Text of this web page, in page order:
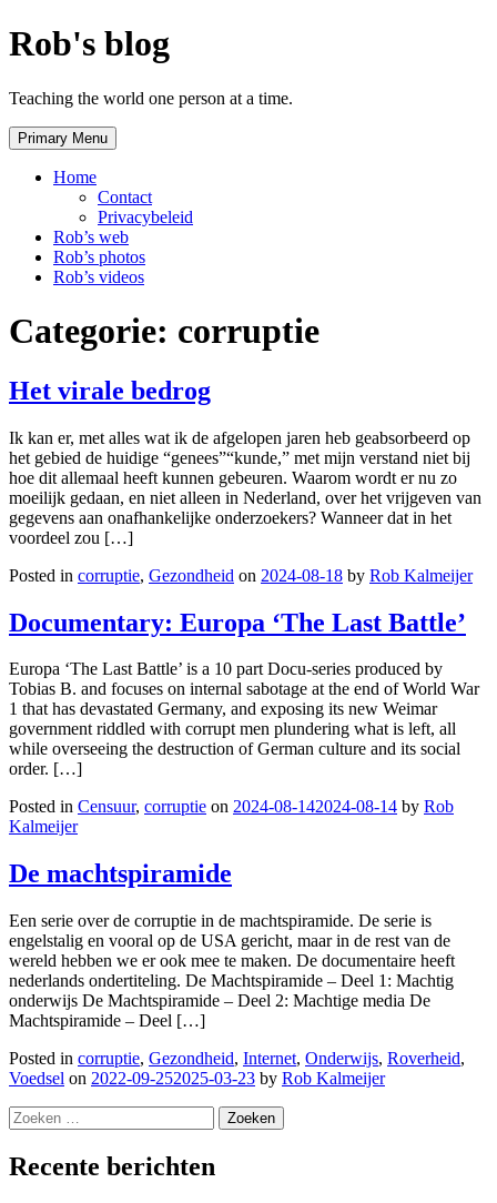
Skip
to
Rob's blog
Teaching the world one person at a time.
Primary Menu
Home
Contact
Privacybeleid
Rob’s web
Rob’s photos
Rob’s videos
Categorie: corruptie
Het virale bedrog
Ik kan er, met alles wat ik de afgelopen jaren heb geabsorbeerd op
het gebied de huidige “genees”“kunde,” met mijn verstand niet bij
hoe dit allemaal heeft kunnen gebeuren. Waarom wordt er nu zo
moeilijk gedaan, en niet alleen in Nederland, over het vrijgeven van
gegevens aan onafhankelijke onderzoekers? Wanneer dat in het
voordeel zou […]
Posted in corruptie, Gezondheid on 2024-08-18 by Rob Kalmeijer
Documentary: Europa ‘The Last Battle’
Europa ‘The Last Battle’ is a 10 part Docu-series produced by
Tobias B. and focuses on internal sabotage at the end of World War
1 that has devastated Germany, and exposing its new Weimar
government riddled with corrupt men plundering what is left, all
while overseeing the destruction of German culture and its social
order. […]
Posted in Censuur, corruptie on 2024-08-142024-08-14 by Rob
Kalmeijer
De machtspiramide
Een serie over de corruptie in de machtspiramide. De serie is
engelstalig en vooral op de USA gericht, maar in de rest van de
wereld hebben we er ook mee te maken. De documentaire heeft
nederlands ondertiteling. De Machtspiramide – Deel 1: Machtig
onderwijs De Machtspiramide – Deel 2: Machtige media De
Machtspiramide – Deel […]
Posted in corruptie, Gezondheid, Internet, Onderwijs, Roverheid,
Voedsel on 2022-09-252025-03-23 by Rob Kalmeijer
Zoeken
naar:
Recente berichten